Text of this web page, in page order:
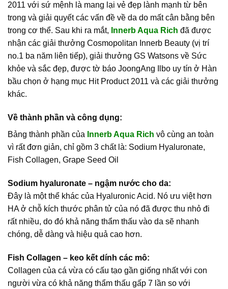
2011 với sứ mệnh là mang lại vẻ đẹp lành mạnh từ bên
trong và giải quyết các vấn đề về da do mất cân bằng bên
trong cơ thể. Sau khi ra mắt, Innerb Aqua Rich đã được
nhận các giải thưởng Cosmopolitan Innerb Beauty (vị trí
no.1 ba năm liên tiếp), giải thưởng GS Watsons về Sức
khỏe và sắc đẹp, được tờ báo JoongAng Ilbo uy tín ở Hàn
bầu chọn ở hạng mục Hit Product 2011 và các giải thưởng
khác.
Về thành phần và công dụng:
Bảng thành phần của Innerb Aqua Rich vô cùng an toàn
vì rất đơn giản, chỉ gồm 3 chất là: Sodium Hyaluronate,
Fish Collagen, Grape Seed Oil
Sodium hyaluronate – ngậm nước cho da:
​Đây là một thể khác của Hyaluronic Acid. Nó ưu việt hơn
HA ở chỗ kích thước phân tử của nó đã được thu nhỏ đi
rất nhiều, do đó khả năng thẩm thấu vào da sẽ nhanh
chóng, dễ dàng và hiệu quả cao hơn.
Fish Collagen – keo kết dính các mô:
Collagen của cá vừa có cấu tạo gần giống nhất với con
người vừa có khả năng thẩm thấu gấp 7 lần so với